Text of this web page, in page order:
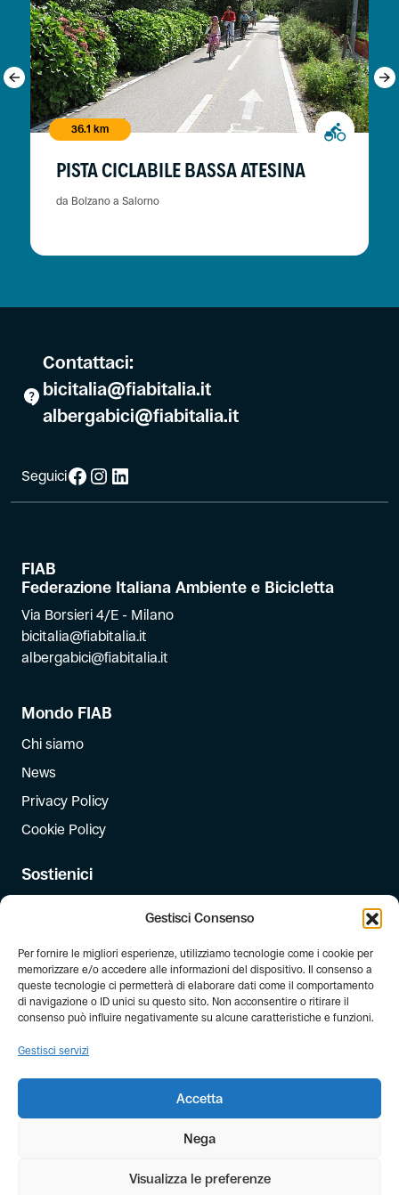
Gestisci Consenso
Per fornire le migliori esperienze, utilizziamo tecnologie come i cookie per
memorizzare e/o accedere alle informazioni del dispositivo. Il consenso a
queste tecnologie ci permetterà di elaborare dati come il comportamento
di navigazione o ID unici su questo sito. Non acconsentire o ritirare il
consenso può influire negativamente su alcune caratteristiche e funzioni.
Gestisci servizi
Accetta
Nega
Visualizza le preferenze
36.1 km
PISTA CICLABILE BASSA ATESINA
da Bolzano a Salorno
Contattaci:
bicitalia@fiabitalia.it
albergabici@fiabitalia.it
SeguiciFacebook
Instagram
LinkedIn
FIAB
Federazione Italiana Ambiente e Bicicletta
Via Borsieri 4/E - Milano
bicitalia@fiabitalia.it
albergabici@fiabitalia.it
Mondo FIAB
Chi siamo
News
Privacy Policy
Cookie Policy
Sostienici
Dona il 5 per mille
Newsletter
© Copyright FIAB 2026